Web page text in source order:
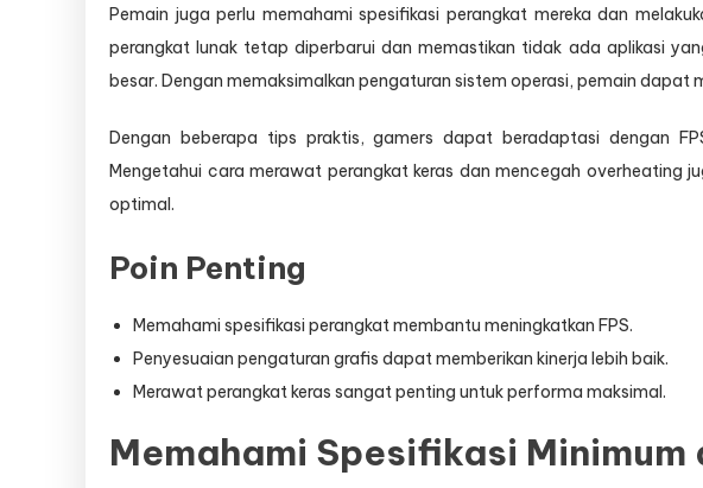
Pemain juga perlu memahami spesifikasi perangkat mereka dan
perangkat lunak tetap diperbarui dan memastikan tidak ada aplikasi
besar. Dengan memaksimalkan pengaturan sistem operasi, pemain dapat
Dengan beberapa tips praktis, gamers dapat beradaptasi dengan
Mengetahui cara merawat perangkat keras dan mencegah overheating
optimal.
Poin Penting
Memahami spesifikasi perangkat membantu meningkatkan FPS.
Penyesuaian pengaturan grafis dapat memberikan kinerja lebih baik.
Merawat perangkat keras sangat penting untuk performa maksimal.
Memahami Spesifikasi Minimum